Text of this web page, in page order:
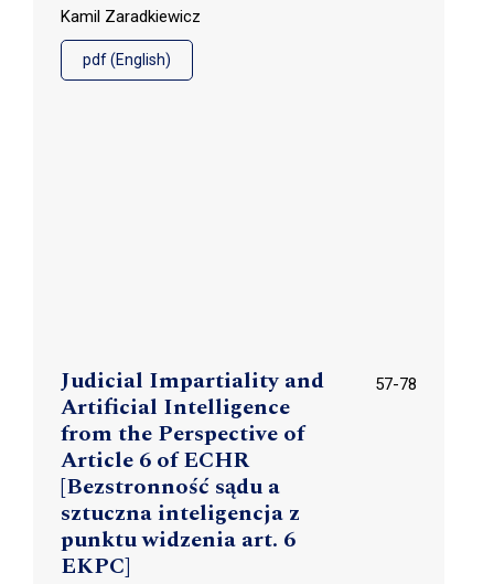
Kamil Zaradkiewicz
pdf (English)
Judicial Impartiality and
Artificial Intelligence
from the Perspective of
Article 6 of ECHR
[Bezstronność sądu a
sztuczna inteligencja z
punktu widzenia art. 6
EKPC]
57-78